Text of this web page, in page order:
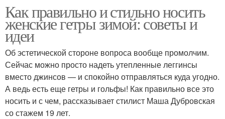
Как правильно и стильно носить
женские гетры зимой: советы и
идеи
Об эстетической стороне вопроса вообще промолчим.
Сейчас можно просто надеть утепленные леггинсы
вместо джинсов — и спокойно отправляться куда угодно.
А ведь есть еще гетры и гольфы! Как правильно все это
носить и с чем, рассказывает стилист Маша Дубровская
со стажем 19 лет.